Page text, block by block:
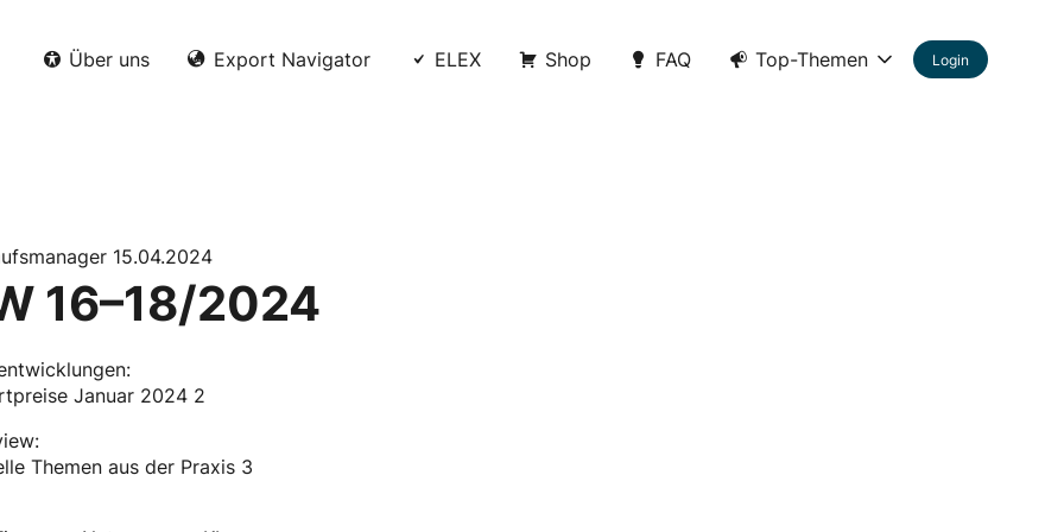
Über uns Export Navigator ELEX Shop FAQ Top-Themen Login
15.04.2024
16–18/2024
Januar 2024 2
Themen aus der Praxis 3